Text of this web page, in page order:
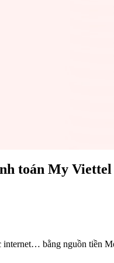
toán My
bằng nguồn tiền